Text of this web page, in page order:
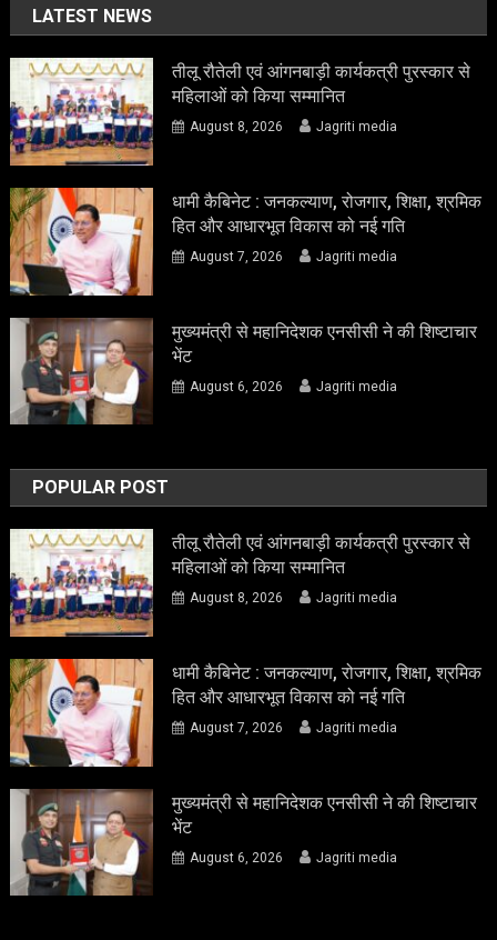
LATEST NEWS
तीलू रौतेली एवं आंगनबाड़ी कार्यकत्री पुरस्कार से
महिलाओं को किया सम्मानित
August 8, 2026 Jagriti media
धामी कैबिनेट : जनकल्याण, रोजगार, शिक्षा, श्रमिक
हित और आधारभूत विकास को नई गति
August 7, 2026 Jagriti media
मुख्यमंत्री से महानिदेशक एनसीसी ने की शिष्टाचार
भेंट
August 6, 2026 Jagriti media
POPULAR POST
तीलू रौतेली एवं आंगनबाड़ी कार्यकत्री पुरस्कार से
महिलाओं को किया सम्मानित
August 8, 2026 Jagriti media
धामी कैबिनेट : जनकल्याण, रोजगार, शिक्षा, श्रमिक
हित और आधारभूत विकास को नई गति
August 7, 2026 Jagriti media
मुख्यमंत्री से महानिदेशक एनसीसी ने की शिष्टाचार
भेंट
August 6, 2026 Jagriti media